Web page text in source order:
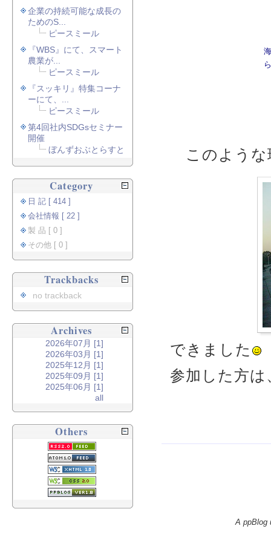
このような
できました
参加した方
企業の持続可能な成長の
ためのS...
ピースミール
『WBS』にて、スマート
農業が...
ピースミール
『スッキリ』特集コーナ
ーにて、...
ピースミール
第4回社内SDGsセミナー
開催
ぼんずおぶとらすと
Category
日 記 [ 414 ]
会社情報 [ 22 ]
製 品 [ 0 ]
その他 [ 0 ]
Trackbacks
no trackback
Archives
2026年07月 [1]
2026年03月 [1]
2025年12月 [1]
2025年09月 [1]
2025年06月 [1]
all
Others
A ppBlog